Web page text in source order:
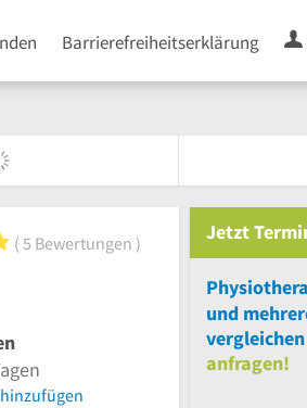
Barrierefreiheitserklärung
5 von 5 Sternen
5 Bewertungen Jetzt
und
vergleichen
anfragen!